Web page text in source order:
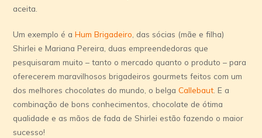
aceita.
Um exemplo é aHum Brigadeiro , das sócias (mãe e filha)
Shirlei e Mariana Pereira, duas empreendedoras que
pesquisaram muito – tanto o mercado quanto o produto – para
oferecerem maravilhosos brigadeiros gourmets feitos com um
dos melhores chocolates do mundo, o belgaCallebaut . E a
combinação de bons conhecimentos, chocolate de ótima
qualidade e as mãos de fada de Shirlei estão fazendo o maior
sucesso!